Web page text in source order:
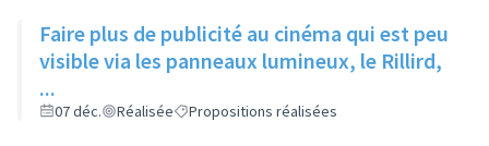
Faire plus de publicité au cinéma qui est peu
visible via les panneaux lumineux, le Rillird,
...
07 déc. Réalisée Propositions réalisées